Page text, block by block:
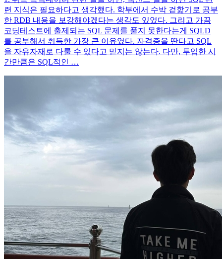
련 지식은 필요하다고 생각했다. 학부에서 수박 겉핥기로 공부
한 RDB 내용을 보강해야겠다는 생각도 있었다. 그리고 가끔
코딩테스트에 출제되는 SQL 문제를 풀지 못한다는게 SQLD
를 공부해서 취득한 가장 큰 이유였다. 자격증을 딴다고 SQL
을 자유자재로 다룰 수 있다고 믿지는 않는다. 다만, 투입한 시
간만큼은 SQL적인 …